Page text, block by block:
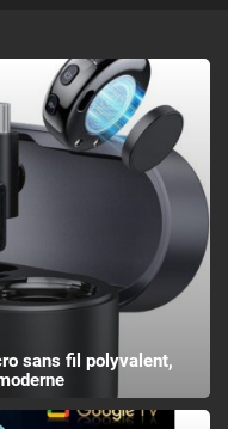
sans fil polyvalent,